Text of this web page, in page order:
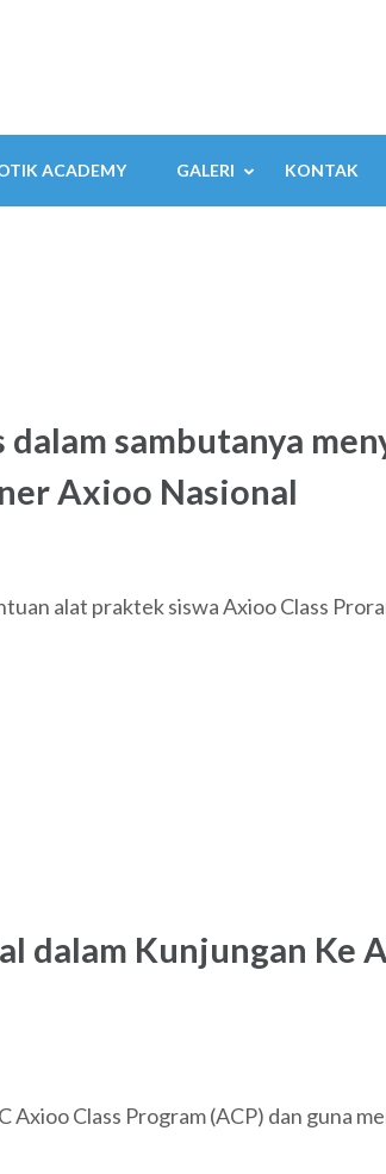
ACADEMY GALERI KONTAK
sambutanya
Axioo Nasional
alat praktek siswa Axioo Class
dalam Kunjungan Ke
Class Program (ACP) dan guna